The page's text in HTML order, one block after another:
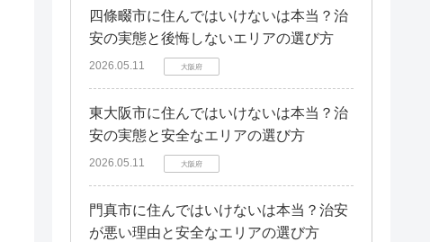
四條畷市に住んではいけないは本当？治
安の実態と後悔しないエリアの選び方
2026.05.11 大阪府
東大阪市に住んではいけないは本当？治
安の実態と安全なエリアの選び方
2026.05.11 大阪府
門真市に住んではいけないは本当？治安
が悪い理由と安全なエリアの選び方